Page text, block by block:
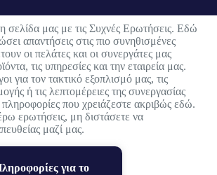
σελίδα μας με τις Συχνές Ερωτήσεις. Εδώ
απαντήσεις στις πιο συνηθισμένες
οι πελάτες και οι συνεργάτες μας
τις υπηρεσίες και την εταιρεία μας.
για τον τακτικό εξοπλισμό μας, τις
ή τις λεπτομέρειες της συνεργασίας
πληροφορίες που χρειάζεστε ακριβώς εδώ.
ερωτήσεις, μη διστάσετε να
μαζί μας.
για το